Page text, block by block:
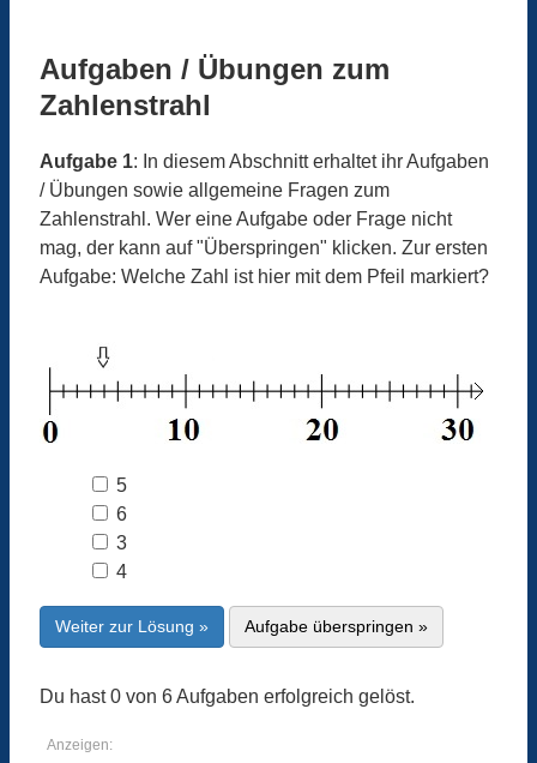
Aufgaben / Übungen zum
Zahlenstrahl
Aufgabe 1: In diesem Abschnitt erhaltet ihr Aufgaben
/ Übungen sowie allgemeine Fragen zum
Zahlenstrahl. Wer eine Aufgabe oder Frage nicht
mag, der kann auf "Überspringen" klicken. Zur ersten
Aufgabe: Welche Zahl ist hier mit dem Pfeil markiert?
5
6
3
4
Weiter zur Lösung » Aufgabe überspringen »
Du hast 0 von 6 Aufgaben erfolgreich gelöst.
Anzeigen: